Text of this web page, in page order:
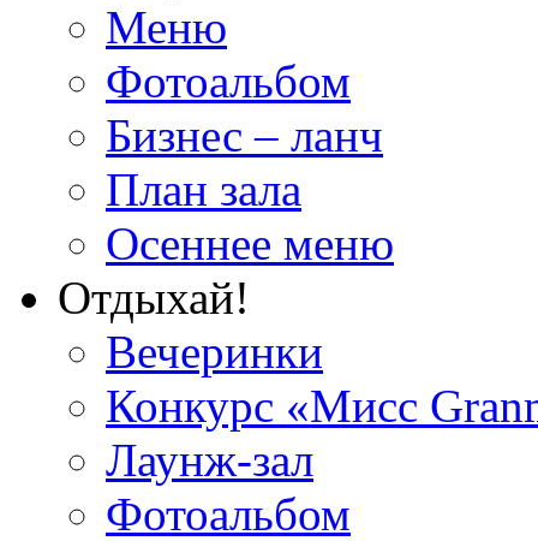
Меню
Фотоальбом
Бизнес – ланч
План зала
Осеннее меню
Отдыхай!
Вечеринки
Конкурс «Мисс
Лаунж-зал
Фотоальбом